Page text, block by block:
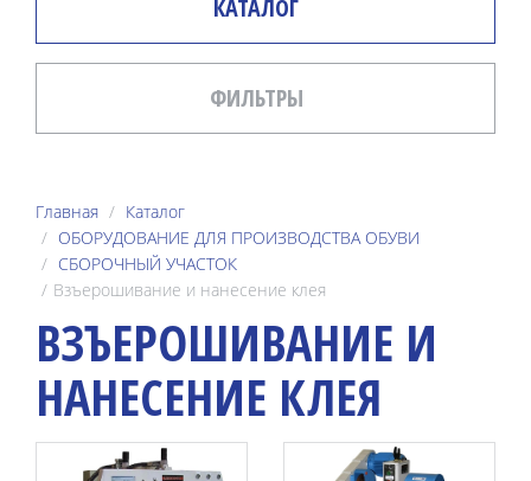
КАТАЛОГ
ФИЛЬТРЫ
Главная
Каталог
ОБОРУДОВАНИЕ ДЛЯ ПРОИЗВОДСТВА ОБУВИ
СБОРОЧНЫЙ УЧАСТОК
Взъерошивание и нанесение клея
ВЗЪЕРОШИВАНИЕ И
НАНЕСЕНИЕ КЛЕЯ